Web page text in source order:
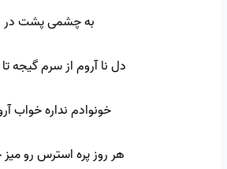
به چشمی پشت در
دل نا آروم از سرم گیجه تا
خونوادم نداره خواب
هر روز پره استرس رو